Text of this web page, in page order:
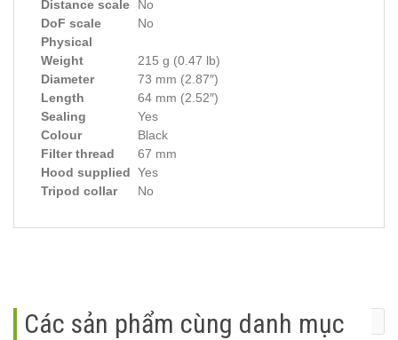
Distance scale
No
DoF scale
No
Physical
Weight
215 g (0.47 lb)
Diameter
73 mm (2.87″)
Length
64 mm (2.52″)
Sealing
Yes
Colour
Black
Filter thread
67 mm
Hood supplied Yes
Tripod collar
No
Các sản phẩm cùng danh mục